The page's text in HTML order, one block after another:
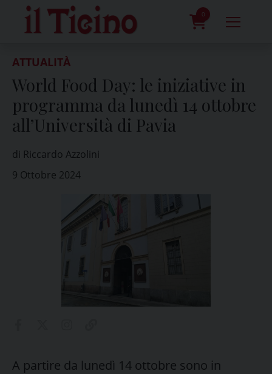
content
0
ATTUALITÀ
World Food Day: le iniziative in
programma da lunedì 14 ottobre
all’Università di Pavia
di Riccardo Azzolini
9 Ottobre 2024
A partire da lunedì 14 ottobre sono in